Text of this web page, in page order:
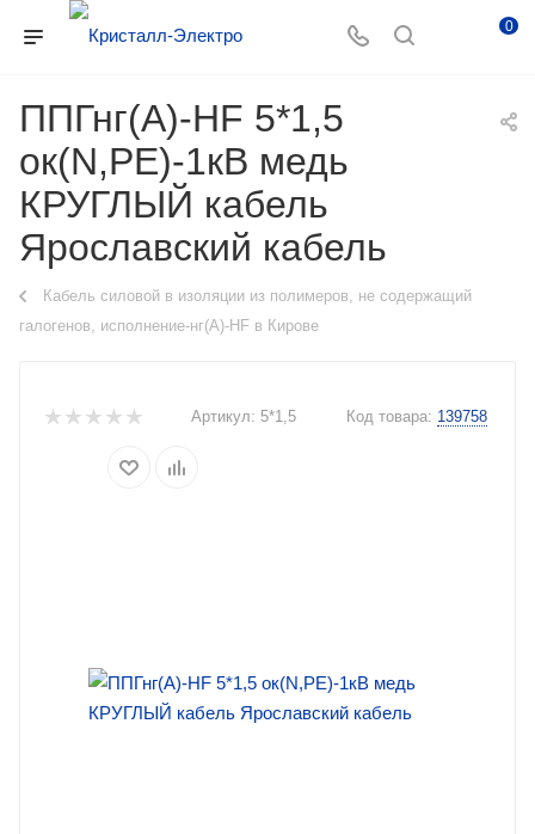
0
ППГнг(А)-HF 5*1,5
ок(N,PE)-1кВ медь
КРУГЛЫЙ кабель
Ярославский кабель
Кабель силовой в изоляции из полимеров, не содержащий
галогенов, исполнение-нг(А)-HF в Кирове
Артикул: 5*1,5 Код товара: 139758